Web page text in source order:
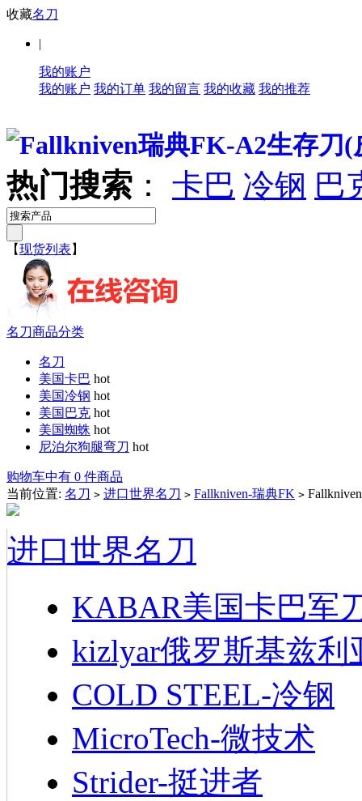
收藏名刀
|
我的账户
我的账户 我的订单 我的留言 我的收藏 我的推荐
热门搜索 ： 卡巴 冷钢 巴
【现货列表 】
名刀商品分类
名刀
美国卡巴 hot
美国冷钢 hot
美国巴克 hot
美国蜘蛛 hot
尼泊尔狗腿弯刀 hot
购物车中有 0 件商品
当前位置: 名刀 > 进口世界名刀 > Fallkniven-瑞典FK >
进口世界名刀
KABAR美国卡巴军
kizlyar俄罗斯基兹利
COLD STEEL-冷钢
MicroTech-微技术
Strider-挺进者